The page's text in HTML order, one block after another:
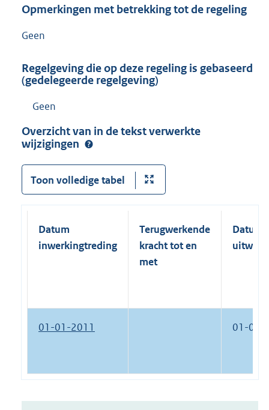
Opmerkingen met betrekking tot de regeling
Geen
Regelgeving die op deze regeling is gebaseerd
(gedelegeerde regelgeving)
Geen
Overzicht van in de tekst verwerkte
wijzigingen
Toon volledige tabel
Datum
inwerkingtreding
Terugwerkende
kracht tot en
met
Datum
01-01-2011 01-01-